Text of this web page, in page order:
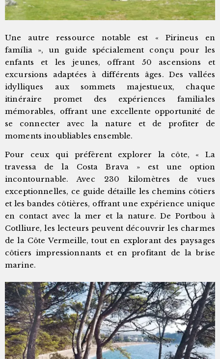
Une autre ressource notable est « Pirineus en
família », un guide spécialement conçu pour les
enfants et les jeunes, offrant 50 ascensions et
excursions adaptées à différents âges. Des vallées
idylliques aux sommets majestueux, chaque
itinéraire promet des expériences familiales
mémorables, offrant une excellente opportunité de
se connecter avec la nature et de profiter de
moments inoubliables ensemble.
Pour ceux qui préfèrent explorer la côte, « La
travessa de la Costa Brava » est une option
incontournable. Avec 230 kilomètres de vues
exceptionnelles, ce guide détaille les chemins côtiers
et les bandes côtières, offrant une expérience unique
en contact avec la mer et la nature. De Portbou à
Cotlliure, les lecteurs peuvent découvrir les charmes
de la Côte Vermeille, tout en explorant des paysages
côtiers impressionnants et en profitant de la brise
marine.